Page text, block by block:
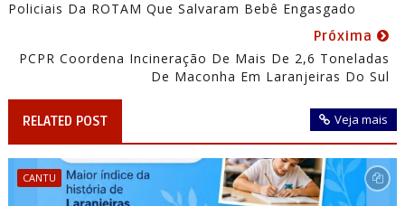
Policiais Da ROTAM Que Salvaram Bebê Engasgado
Próxima
PCPR Coordena Incineração De Mais De 2,6 Toneladas
De Maconha Em Laranjeiras Do Sul
RELATED POST Veja mais
CANTU